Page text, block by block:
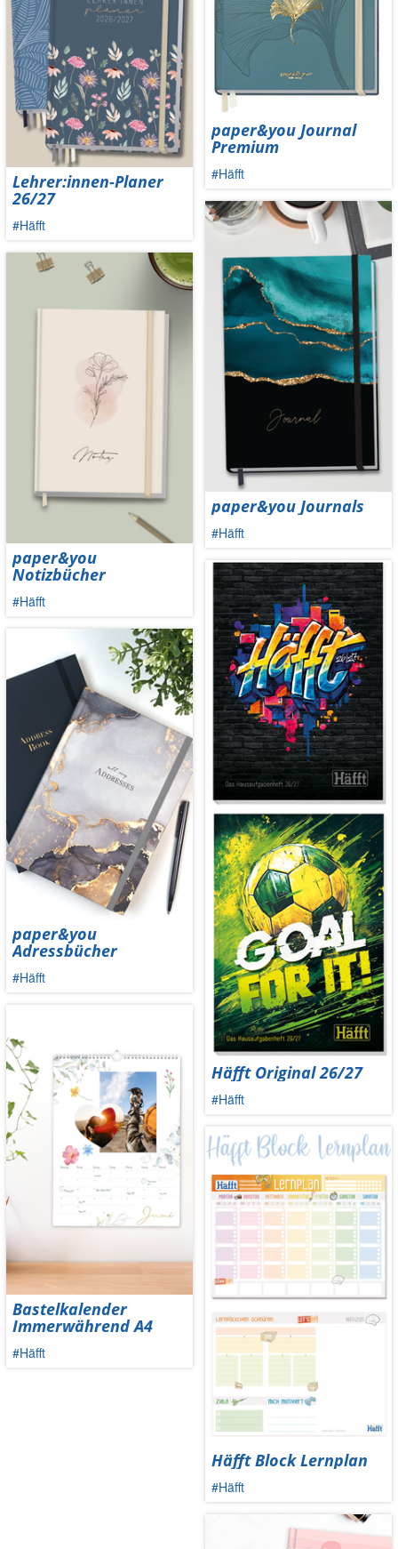
Lehrer:innen-Planer
26/27
#Häfft
paper&you
Notizbücher
#Häfft
paper&you
Adressbücher
#Häfft
Bastelkalender
Immerwährend A4
#Häfft
paper&you Journal
Premium
#Häfft
paper&you Journals
#Häfft
Häfft Original 26/27
#Häfft
Häfft Block Lernplan
#Häfft